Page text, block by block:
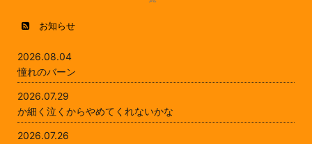
お知らせ
2026.08.04
憧れのバーン
2026.07.29
か細く泣くからやめてくれないかな
2026.07.26